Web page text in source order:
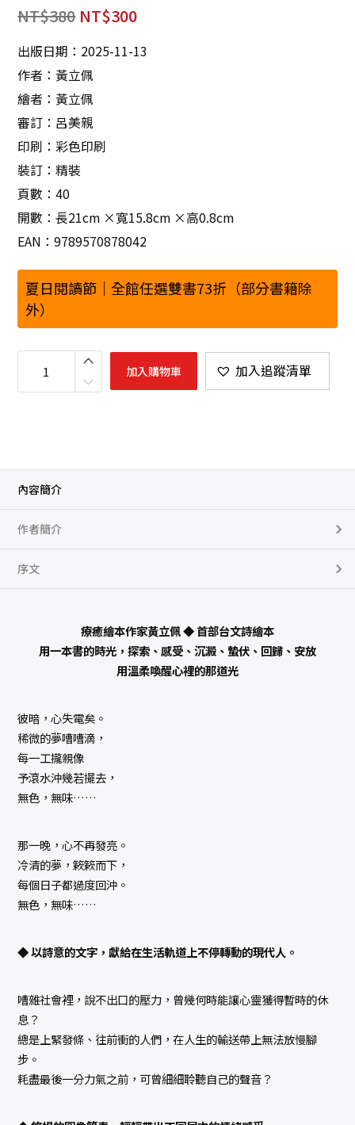
NT$380 NT$300
出版日期：2025-11-13
作者：黃立佩
繪者：黃立佩
審訂：呂美親
印刷：彩色印刷
裝訂：精裝
頁數：40
開數：長21cm ×寬15.8cm ×高0.8cm
EAN：9789570878042
夏日閱讀節｜全館任選雙書73折（部分書籍除
外）
歇
光
漢
佮
台
對
照
華
語
加入購物車 加入追蹤清單
內容簡介
作者簡介
序文
療癒繪本作家黃立佩 ◆ 首部台文詩繪本
用一本書的時光，探索、感受、沉澱、蟄伏、回歸、安放
用溫柔喚醒心裡的那道光
彼暗，心失電矣。
稀微的夢嘈嘈滴，
每一工攏親像
予滾水沖幾若擺去，
無色，無味……
那一晚，心不再發亮。
冷清的夢，簌簌而下，
每個日子都過度回沖。
無色，無味……
◆ 以詩意的文字，獻給在生活軌道上不停轉動的現代人。
嘈雜社會裡，說不出口的壓力，曾幾何時能讓心靈獲得暫時的休
息？
總是上緊發條、往前衝的人們，在人生的輸送帶上無法放慢腳
步。
耗盡最後一分力氣之前，可曾細細聆聽自己的聲音？